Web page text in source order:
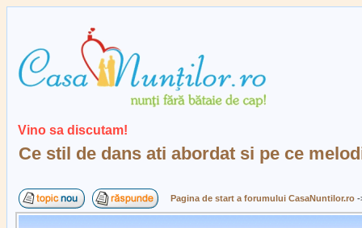
Vino sa discutam!
Ce stil de dans ati abordat si pe ce
Pagina de start a forumului CasaNuntilor.ro